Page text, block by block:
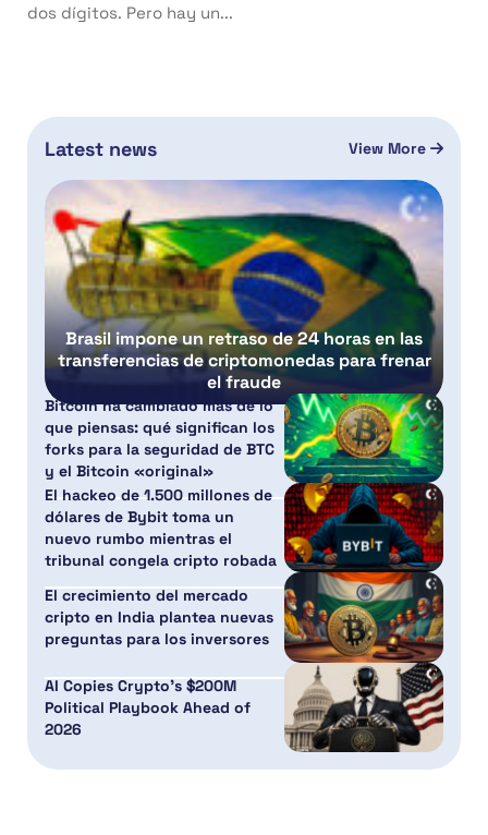
dos dígitos. Pero hay un...
Latest news View More
Brasil impone un retraso de 24 horas en las
transferencias de criptomonedas para frenar
el fraude
Bitcoin ha cambiado más de lo
que piensas: qué significan los
forks para la seguridad de BTC
y el Bitcoin «original»
El hackeo de 1.500 millones de
dólares de Bybit toma un
nuevo rumbo mientras el
tribunal congela cripto robada
El crecimiento del mercado
cripto en India plantea nuevas
preguntas para los inversores
AI Copies Crypto’s $200M
Political Playbook Ahead of
2026